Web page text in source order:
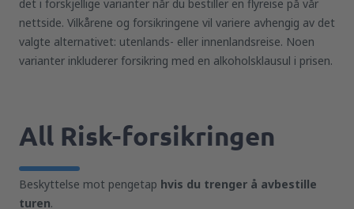
det i forskjellige varianter når du bestiller en flyreise på vår
nettside. Vilkårene og forsikringene vil variere avhengig av det
valgte alternativet: utenlands- eller innenlandsreise. Noen
varianter inkluderer forsikring med en alkoholsklausul i prisen.
All Risk-forsikringen
Beskyttelse mot pengetap hvis du trenger å avbestille
turen.